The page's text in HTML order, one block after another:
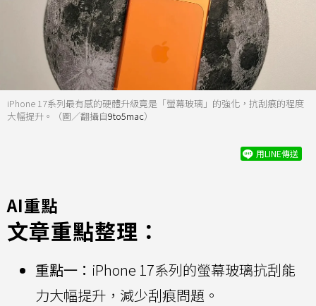
iPhone 17系列最有感的硬體升級竟是「螢幕玻璃」的強化，抗刮痕的程度
大幅提升。（圖／翻攝自9to5mac）
用LINE傳送
AI重點
文章重點整理：
重點一： iPhone 17系列的螢幕玻璃抗刮能
力大幅提升，減少刮痕問題。